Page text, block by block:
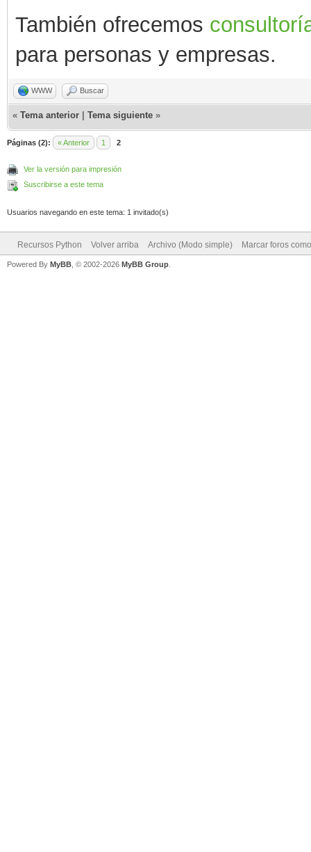
También ofrecemos
para personas y empresas.
WWW Buscar
« Tema anterior Tema siguiente »
Páginas (2): « Anterior 1 2
Ver la versión para impresión
Suscribirse a este tema
Usuarios navegando en este tema: 1 invitado(s)
Recursos Python Volver arriba Archivo (Modo simple) Marcar foros
Powered By MyBB , © 2002-2026 MyBB Group